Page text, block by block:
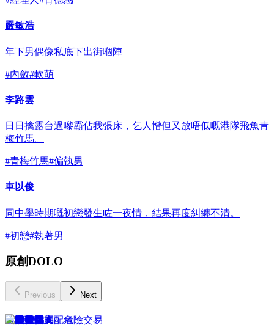
嚴敏浩
年下男偶像私底下出街嗰陣
#內斂#軟萌
李路雲
日日擒露台過嚟霸佔我張床，乞人憎但又放唔低嘅港隊飛魚青
梅竹馬。
#青梅竹馬#偏執男
車以俊
同中學時期嘅初戀發生咗一夜情，結果再度糾纏不清。
#初戀#執著男
原創DOLO
Previous Next
黑道竹馬